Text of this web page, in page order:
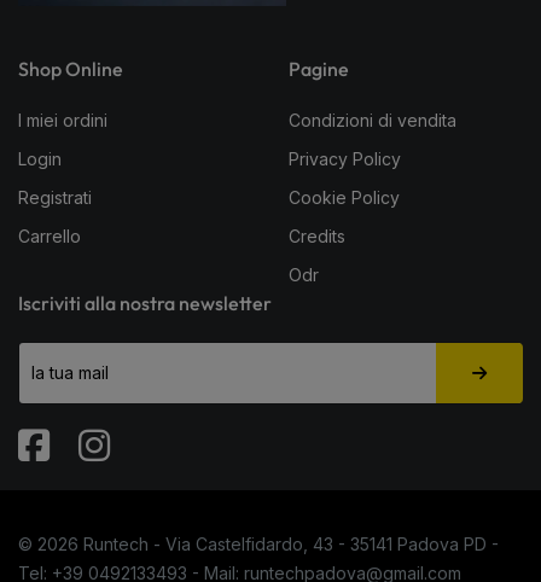
Shop Online
I miei ordini
Login
Registrati
Carrello
Pagine
Condizioni di vendita
Privacy Policy
Cookie Policy
Credits
Odr
Iscriviti alla nostra newsletter
© 2026 Runtech - Via Castelfidardo, 43 - 35141 Padova PD -
Tel: +39 0492133493 - Mail: runtechpadova@gmail.com